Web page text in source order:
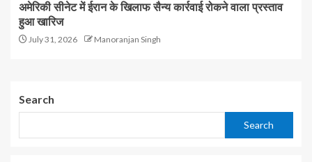
अमेरिकी सीनेट में ईरान के खिलाफ सैन्य कार्रवाई रोकने वाला प्रस्ताव
हुआ खारिज
July 31, 2026 Manoranjan Singh
Search
Search